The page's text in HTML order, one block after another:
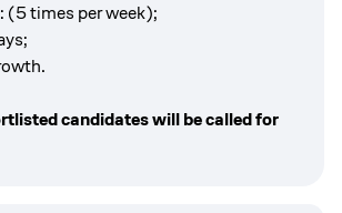
(5 times per week);
candidates will be called for